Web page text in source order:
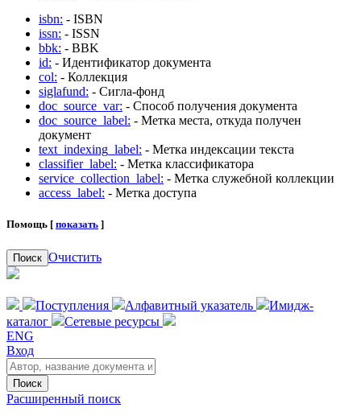
isbn: - ISBN
issn: - ISSN
bbk: - BBK
id: - Идентификатор документа
col: - Коллекция
siglafund: - Сигла-фонд
doc_source_var: - Способ получения документа
doc_source_label: - Метка места, откуда получен
документ
text_indexing_label: - Метка индексации текста
classifier_label: - Метка классификатора
service_collection_label: - Метка служебной коллекции
access_label: - Метка доступа
Помощь [ показать ]
Поиск Очистить
Поступления Алфавитный указатель
Имидж-
каталог
Сетевые ресурсы
ENG
Вход
Поиск
Расширенный поиск